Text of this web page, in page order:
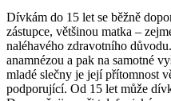
Dívkám do 15 let se běžně
zástupce, většinou matka –
naléhavého zdravotního
anamnézou a pak na samotné
mladé slečny je její přítomnost
podporující. Od 15 let může